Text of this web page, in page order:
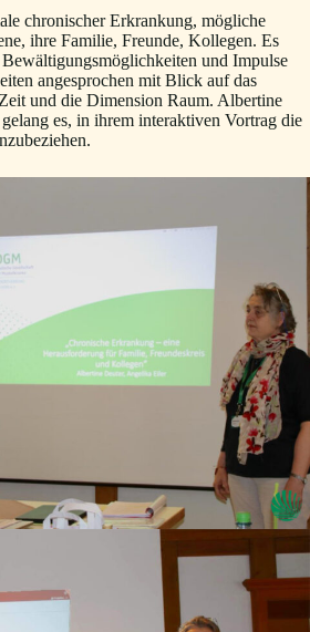
chronischer Erkrankung, mögliche
ihre Familie, Freunde, Kollegen. Es
und Impulse
angesprochen mit Blick auf das
und die Dimension Raum. Albertine
es, in ihrem interaktiven Vortrag die